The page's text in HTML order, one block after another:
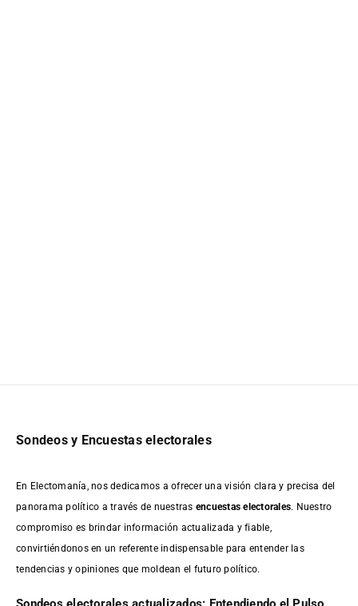
Sondeos y Encuestas electorales
En Electomanía, nos dedicamos a ofrecer una visión clara y precisa del
panorama político a través de nuestras encuestas electorales. Nuestro
compromiso es brindar información actualizada y fiable,
convirtiéndonos en un referente indispensable para entender las
tendencias y opiniones que moldean el futuro político.